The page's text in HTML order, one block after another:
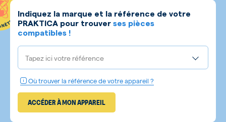
Indiquez la marque et la référence de votre
PRAKTICA pour trouver ses pièces
compatibles !
Tapez ici votre référence
Où trouver la référence de votre appareil ?
ACCÉDER À MON APPAREIL